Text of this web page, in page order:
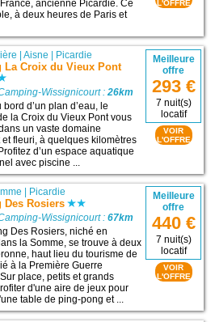
ancienne Picardie. Ce
à deux heures de Paris et
L'OFFRE
|Aisne Picardie
La Croix du Vieux Pont
Wissignicourt :26km
bord d’un plan d’eau, le
la Croix du Vieux Pont vous
un vaste domaine
et fleuri, à quelques kilomètres
d’un espace aquatique
avec piscine ...
Meilleure
offre
293 €
7 nuit(s)
locatif
VOIR
L'OFFRE
Picardie
Des Rosiers
Wissignicourt :67km
Des Rosiers, niché en
la Somme, se trouve à deux
haut lieu du tourisme de
à la Première Guerre
place, petits et grands
d'une aire de jeux pour
table de ping-pong et ...
Meilleure
offre
440 €
7 nuit(s)
locatif
VOIR
L'OFFRE